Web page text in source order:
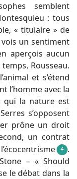
semblent
: tous
« titulaire » de
un sentiment
aperçois aucun
Rousseau.
et s’étend
l’homme avec la
qui la nature est
s’opposent
prône un droit
un contrat
4 .
– « Should
le débat dans la